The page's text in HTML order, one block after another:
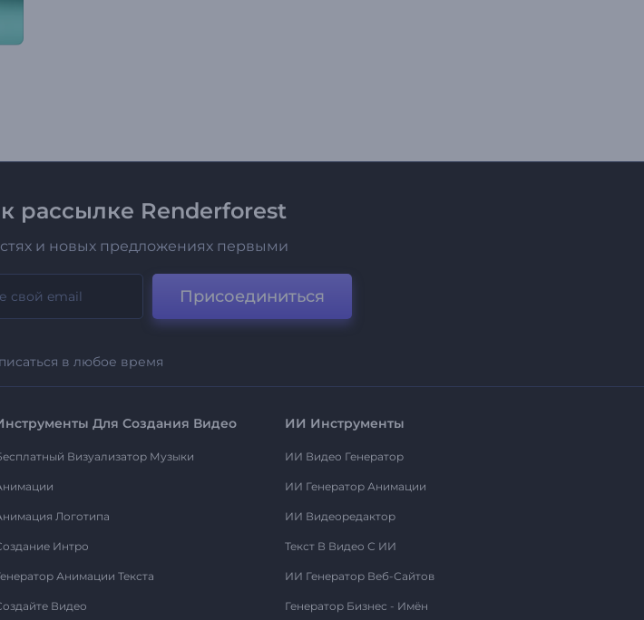
рассылке Renderforest
и новых предложениях первыми
Присоединиться
в любое время
Для Создания Видео
Визуализатор Музыки
Логотипа
Интро
Анимации Текста
Видео
ИИ Инструменты
ИИ Видео Генератор
ИИ Генератор Анимации
ИИ Видеоредактор
Текст В Видео С ИИ
ИИ Генератор Веб-Сайтов
Генератор Бизнес - Имён